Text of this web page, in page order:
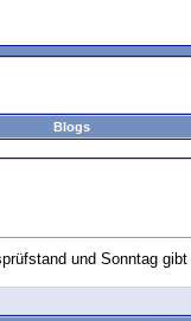
Blogs
und Sonntag